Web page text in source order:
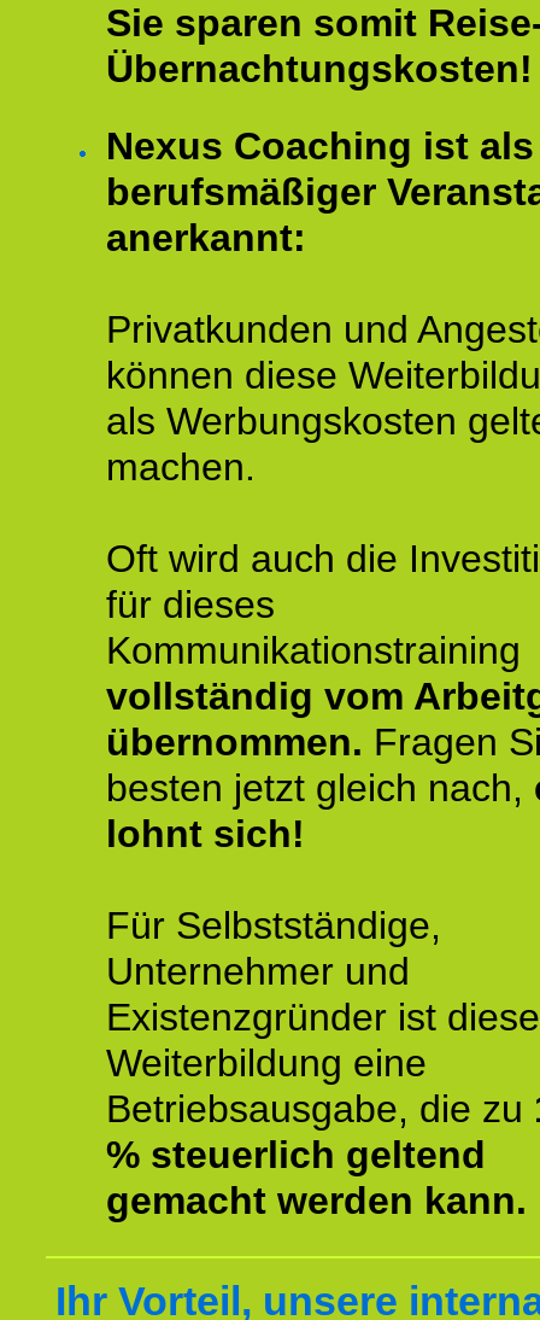
Sie sparen somit
Übernachtungskosten!
Nexus Coaching ist als
berufsmäßiger
anerkannt:
Privatkunden und
können diese
als Werbungskosten
machen.
Oft wird auch die
für dieses
Kommunikationstraining
vollständig vom
übernommen. Fragen
besten jetzt gleich nach,
lohnt sich!
Für Selbstständige,
Unternehmer und
Existenzgründer ist diese
Weiterbildung eine
Betriebsausgabe, die zu
% steuerlich geltend
gemacht werden kann.
Ihr Vorteil, unsere